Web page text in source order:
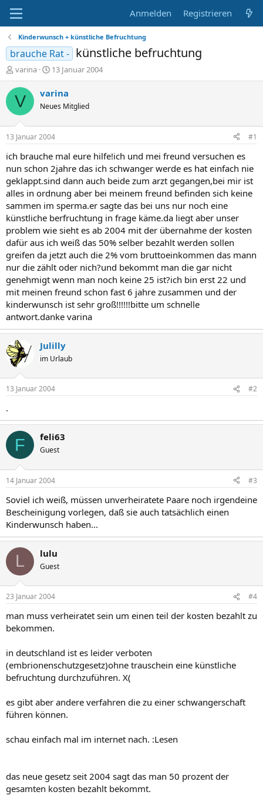
Anmelden Registrieren
Kinderwunsch + künstliche Befruchtung
brauche Rat - künstliche befruchtung
E
r
s
t
e
r
varina
E
r
s
e
t
a
m
13 Januar 2004
V varina
Neues Mitglied
13 Januar 2004 #1
ich brauche mal eure hilfe!ich und mei freund versuchen es
nun schon 2jahre das ich schwanger werde es hat einfach nie
geklappt.sind dann auch beide zum arzt gegangen,bei mir ist
alles in ordnung aber bei meinem freund befinden sich keine
sammen im sperma.er sagte das bei uns nur noch eine
künstliche berfruchtung in frage käme.da liegt aber unser
problem wie sieht es ab 2004 mit der übernahme der kosten
dafür aus ich weiß das 50% selber bezahlt werden sollen
greifen da jetzt auch die 2% vom bruttoeinkommen das mann
nur die zählt oder nich?und bekommt man die gar nicht
genehmigt wenn man noch keine 25 ist?ich bin erst 22 und
mit meinen freund schon fast 6 jahre zusammen und der
kinderwunsch ist sehr groß!!!!!!bitte um schnelle
antwort.danke varina
Julilly
im Urlaub
13 Januar 2004 #2
.
F feli63
Guest
14 Januar 2004 #3
Soviel ich weiß, müssen unverheiratete Paare noch irgendeine
Bescheinigung vorlegen, daß sie auch tatsächlich einen
Kinderwunsch haben...
L lulu
Guest
23 Januar 2004 #4
man muss verheiratet sein um einen teil der kosten bezahlt zu
bekommen.
in deutschland ist es leider verboten
(embrionenschutzgesetz)ohne trauschein eine künstliche
befruchtung durchzuführen. X(
es gibt aber andere verfahren die zu einer schwangerschaft
führen können.
schau einfach mal im internet nach. :Lesen
das neue gesetz seit 2004 sagt das man 50 prozent der
gesamten kosten bezahlt bekommt.